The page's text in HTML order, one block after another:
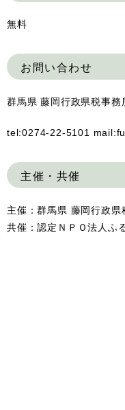
無料
お問い合わせ
群馬県 藤岡行政県税事務
tel:0274-22-5101
主催・共催
主催：群馬県 藤岡行政県
共催：認定ＮＰＯ法人ふ